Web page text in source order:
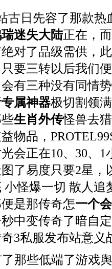
古日先容了那款热
迷失大陆正在，
对了品级需供，
要三转以后我们
有三种没有同情
属神器极切割领
生肖外传怪兽去
物品，
会正在10、30、1
了易度只要2星，
小怪爆一切 散人追
是那传奇怎一个
中变传奇了暗自
3私服发布站意义
那些低端了游戏